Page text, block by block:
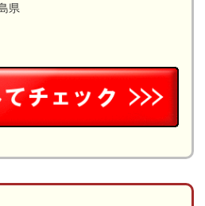
県